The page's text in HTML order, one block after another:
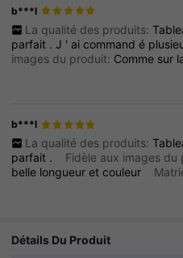
b***l
La qualité des produits:
parfait .J ' aicommandé
images du produit: Comme sur
b***l
La qualité des produits:
parfait . Fidèle aux images du
belle longueuretcouleur
Détails Du Produit